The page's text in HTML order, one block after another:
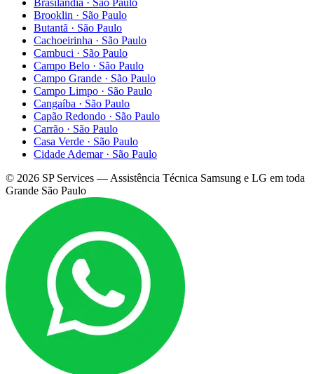
Brooklin · São Paulo
Butantã · São Paulo
Cachoeirinha · São Paulo
Cambuci · São Paulo
Campo Belo · São Paulo
Campo Grande · São Paulo
Campo Limpo · São Paulo
Cangaíba · São Paulo
Capão Redondo · São Paulo
Carrão · São Paulo
Casa Verde · São Paulo
Cidade Ademar· São Paulo
© 2026 SP Services — Assistência Técnica Samsung e LG em toda
Grande São Paulo